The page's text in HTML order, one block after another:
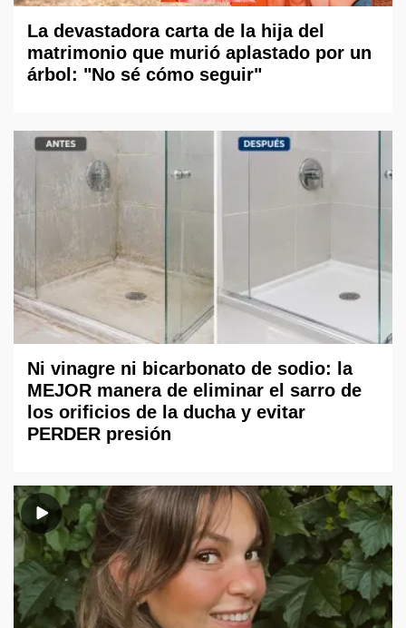
La devastadora carta de la hija del
matrimonio que murió aplastado por un
árbol: "No sé cómo seguir"
Ni vinagre ni bicarbonato de sodio: la
MEJOR manera de eliminar el sarro de
los orificios de la ducha y evitar
PERDER presión